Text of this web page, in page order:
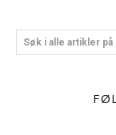
Søk i alle artikler på